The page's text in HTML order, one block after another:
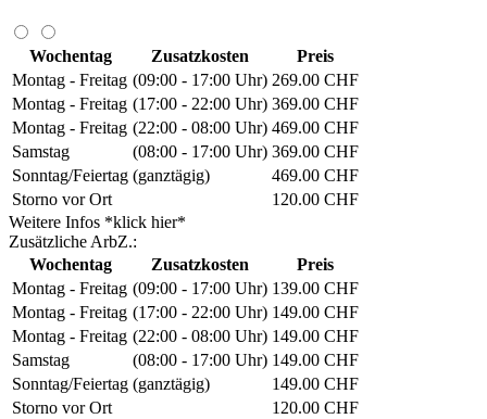
Wochentag Zusatzkosten
Preis
Montag - Freitag (09:00 - 17:00 Uhr) 269.00 CHF
Montag - Freitag (17:00 - 22:00 Uhr) 369.00 CHF
Montag - Freitag (22:00 - 08:00 Uhr) 469.00 CHF
Samstag
(08:00 - 17:00 Uhr) 369.00 CHF
Sonntag/Feiertag (ganztägig)
469.00 CHF
Storno vor Ort
120.00 CHF
Weitere Infos *klick hier*
Zusätzliche ArbZ.:
Wochentag
Zusatzkosten
Preis
Montag - Freitag (09:00 - 17:00 Uhr) 139.00 CHF
Montag - Freitag (17:00 - 22:00 Uhr) 149.00 CHF
Montag - Freitag (22:00 - 08:00 Uhr) 149.00 CHF
Samstag
(08:00 - 17:00 Uhr) 149.00 CHF
Sonntag/Feiertag (ganztägig)
149.00 CHF
Storno vor Ort
120.00 CHF